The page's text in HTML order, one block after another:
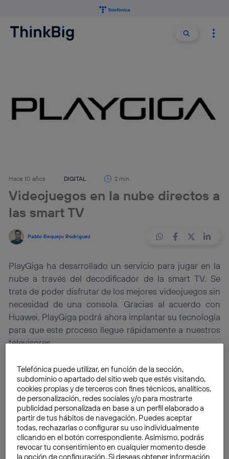
Buscar
Hace 10 años DIGITAL 2 min
Videojuegos en la nube directos a
las smart TV
Pablo Requejo Rodriguez
PlayGiga ha desarrollado un servicio para jugar en la
nube a través del decodificador de la smart TV. Se
trata de poder disfrutar de los mejores videojuegos sin
necesidad de una consola. Gracias al acuerdo con
Huawei, PlayGiga podrá ahora implantar su tecnología
para que este proceso llegue rápidamente a nuestros
televisores.
Vivimos en el mundo del“todo conectado”, la nube y
lasSmart TVson parte de este cambio del que
estamos siendo testigos. Tantas son las innovaciones
en todos los campos que el de los videojuegos no se
queda atrás, yPlayGiga,mediante su servicio de
juegos en la nube,permitirá disfrutar de un gran
catálogo de juegos en la misma televisión sin
Telefónica puede utilizar, en función de la sección,
subdominio o apartado del sitio web que estés visitando,
cookies propias y de terceros con fines técnicos, analíticos,
de personalización, redes sociales y/o para mostrarte
publicidad personalizada en base a un perfil elaborado a
partir de tus hábitos de navegación. Puedes aceptar
todas, rechazarlas o configurar su uso individualmente
clicando en el botón correspondiente. Asimismo, podrás
revocar tu consentimiento en cualquier momento desde
la opción de configuración. Si deseas obtener información